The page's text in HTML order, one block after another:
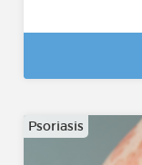
Psoriasis